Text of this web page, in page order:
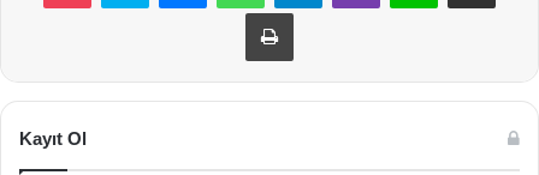
Yazdır
Kayıt Ol